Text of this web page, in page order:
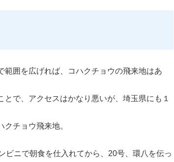
範囲を広げれば、コハクチョウの飛来地はあ
とで、アクセスはかなり悪いが、埼玉県にも１
チョウ飛来地。
ビニで朝食を仕入れてから、20号、環八を伝っ